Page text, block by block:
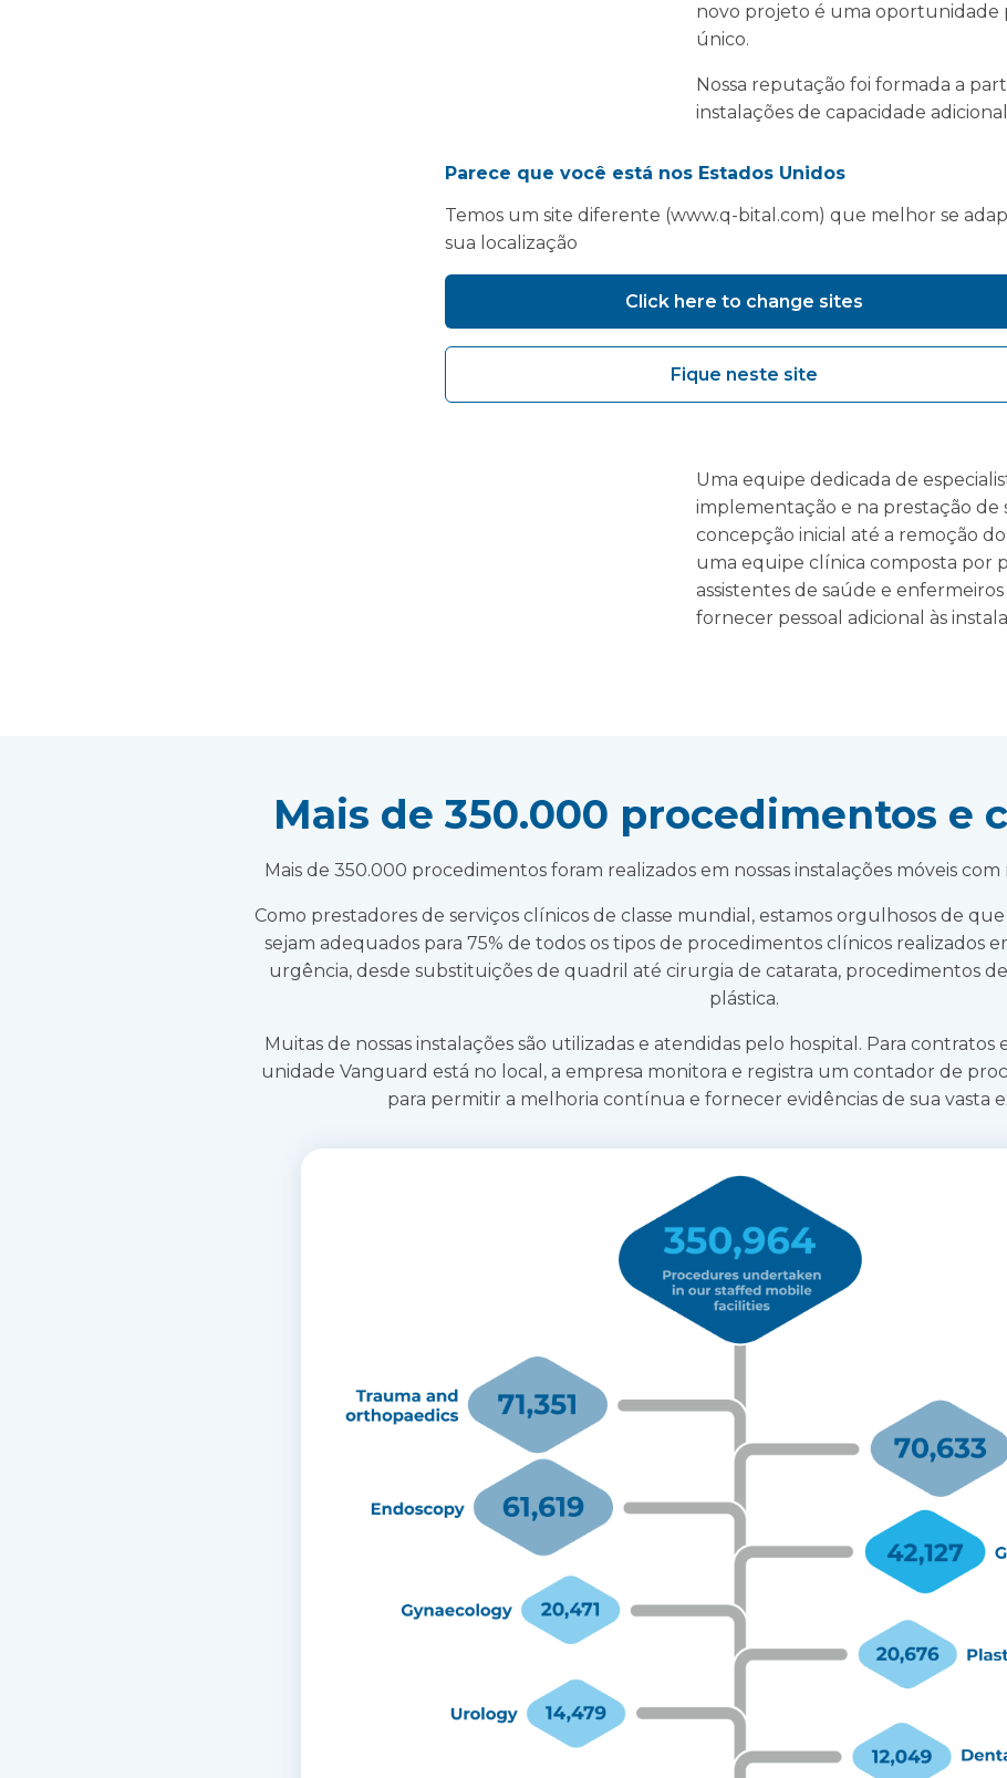
novo projeto é uma oportunidade
único.
Nossa reputação foi formada a
instalações de capacidade
dias. No entanto, oferecemos aos
possibilidades para os nossos
Nossa experiência se baseia no
nossos clientes e no
existente do setor de saúde. A
desenvolvimento das soluções de
mundo. Além de fornecer
pacientes e longas listas de
operacionais, como uma reforma,
você sofra um incêndio,
Uma equipe dedicada de
implementação e na prestação de
concepção inicial até a remoção
uma equipe clínica composta por
assistentes de saúde e
fornecer pessoal adicional às
Mais de 350.000 procedimentos e
Mais de 350.000 procedimentos foram realizados em nossas instalações móveis
Como prestadores de serviços clínicos de classe mundial, estamos orgulhosos de que
sejam adequados para 75% de todos os tipos de procedimentos clínicos realizados
urgência, desde substituições de quadril até cirurgia de catarata, procedimentos
plástica.
Muitas de nossas instalações são utilizadas e atendidas pelo hospital. Para
unidade Vanguard está no local, a empresa monitora e registra um contador de
para permitir a melhoria contínua e fornecer evidências de sua vasta
Parece que você está nos Estados Unidos
Temos um site diferente (www.q-bital.com) que melhor se
sua localização
Click here to change sites
Fique neste site